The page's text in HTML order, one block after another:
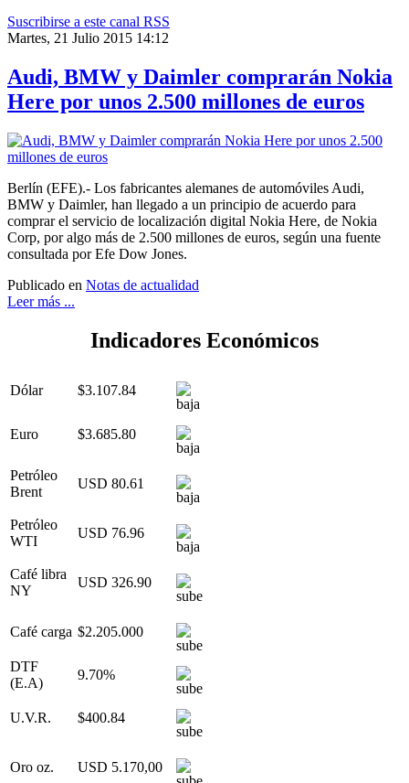
Suscribirse a este canal RSS
Martes, 21 Julio 2015 14:12
Audi, BMW y Daimler comprarán Nokia
Here por unos 2.500 millones de euros
Berlín (EFE).- Los fabricantes alemanes de automóviles Audi,
BMW y Daimler, han llegado a un principio de acuerdo para
comprar el servicio de localización digital Nokia Here, de Nokia
Corp, por algo más de 2.500 millones de euros, según una fuente
consultada por Efe Dow Jones.
Publicado en Notas de actualidad
Leer más ...
Indicadores Económicos
Dólar $3.107.84
Euro $3.685.80
Petróleo
Brent
USD 80.61
Petróleo
WTI
USD 76.96
Café libra
NY
USD 326.90
Café carga $2.205.000
DTF
(E.A)
9.70%
U.V.R. $400.84
Oro oz. USD 5.170,00